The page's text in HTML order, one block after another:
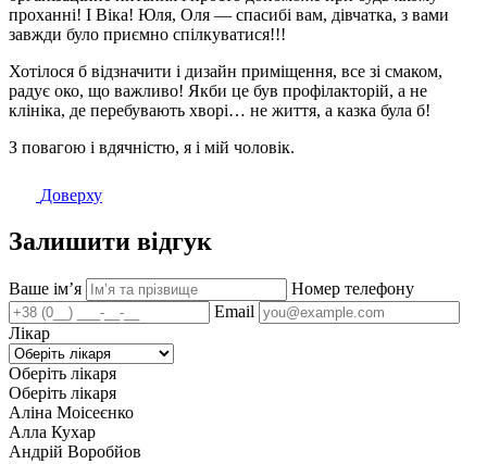
проханні! І Віка! Юля, Оля — спасибі вам, дівчатка, з вами
завжди було приємно спілкуватися!!!
Хотілося б відзначити і дизайн приміщення, все зі смаком,
радує око, що важливо! Якби це був профілакторій, а не
клініка, де перебувають хворі… не життя, а казка була б!
З повагою і вдячністю, я і мій чоловік.
Доверху
Залишити відгук
Ваше імʼя
Номер телефону
Email
Лікар
Оберіть лікаря
Оберіть лікаря
Аліна Моісеєнко
Алла Кухар
Андрій Воробйов